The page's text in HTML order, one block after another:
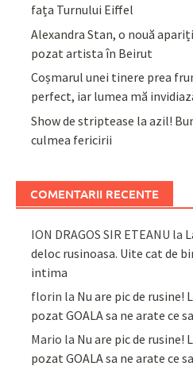
fața Turnului Eiffel
Alexandra Stan, o nouă
pozat artista în Beirut
Coșmarul unei tinere prea
perfect, iar lumea mă
Show de striptease la azil!
culmea fericirii
COMENTARII RECENTE
ION DRAGOS SIR ETEANU la
deloc rusinoasa. Uite cat de
intima
florin la Nu are pic de rusine!
pozat GOALA sa ne arate ce
Mario la Nu are pic de rusine!
pozat GOALA sa ne arate ce